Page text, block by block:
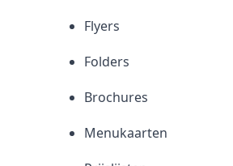
Flyers
Folders
Brochures
Menukaarten